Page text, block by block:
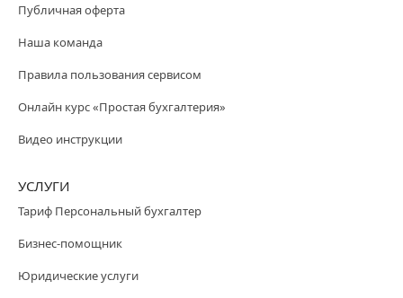
Публичная оферта
Наша команда
Правила пользования сервисом
Онлайн курс «Простая бухгалтерия»
Видео инструкции
УСЛУГИ
Тариф Персональный бухгалтер
Бизнес-помощник
Юридические услуги